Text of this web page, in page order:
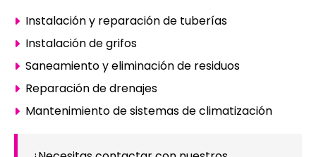
Instalación y reparación de tuberías
Instalación de grifos
Saneamiento y eliminación de residuos
Reparación de drenajes
Mantenimiento de sistemas de climatización